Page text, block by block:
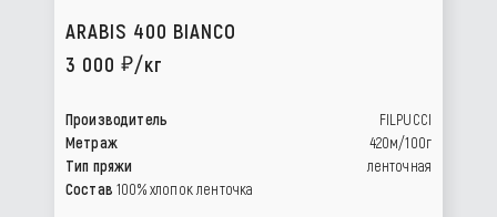
ARABIS 400 BIANCO
3 000
/кг
Производитель
FILPUCCI
Метраж
420м/100г
Тип пряжи
ленточная
Состав 100% хлопок ленточка